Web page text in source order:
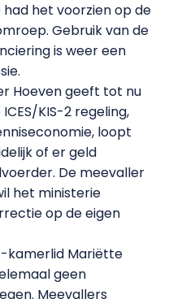
had het voorzien op de
Gebruik van de
is weer een
Hoeven geeft tot nu
KIS-2 regeling,
loopt
of er geld
De meevaller
het ministerie
op de eigen
kamerlid Mariëtte
geen
Meevallers